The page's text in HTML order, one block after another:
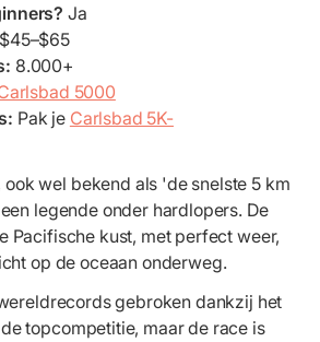
Ja
$45–$65
8.000+
5000
Pak je Carlsbad 5K-
wel bekend als 'de snelste 5 km
legende onder hardlopers. De
Pacifische kust, met perfect weer,
op de oceaan onderweg.
gebroken dankzij het
topcompetitie, maar de race is